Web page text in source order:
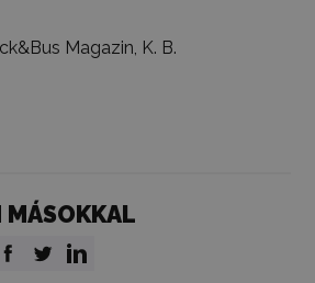
Magazin, K. B.